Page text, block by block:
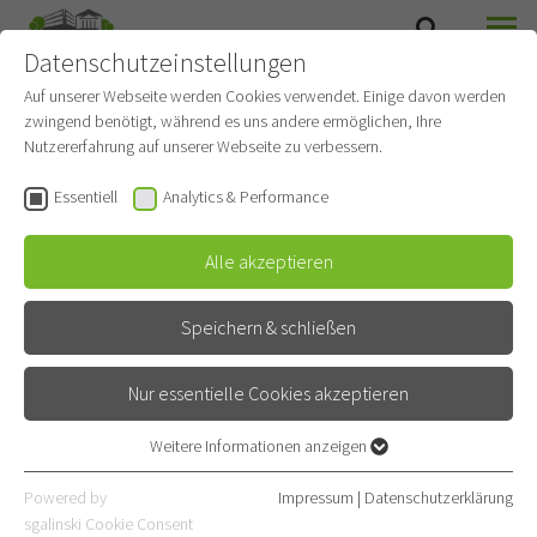
Interdisziplinäre
Tumorkonferenz
Diagnostische und Interventionelle Radiologie mit
ERKLÄRUNG
Die interdisziplinäre Tumorkonferenz oder englisch
„Tumorboard“ tagt einmal wöchentlich. Vertreter aller
Fachdisziplinen, die einen Teil zu der Behandlung der
Tumoren beitragen, sind dabei vertreten:
Datenschutzeinstellungen
Auf unserer Webseite werden Cookies verwendet. Einige davon werden
zwingend benötigt, während es uns andere ermöglichen, Ihre
Nutzererfahrung auf unserer Webseite zu verbessern.
Essentiell Analytics & Performance
Alle akzeptieren
Speichern & schließen
Nur essentielle Cookies akzeptieren
Essentielle Cookies werden für grundlegende Funktionen der
Webseite benötigt. Dadurch ist gewährleistet, dass die Webseite
Weitere Informationen anzeigen
Powered by
sgalinski Cookie Consent
Impressum | Datenschutzerklärung